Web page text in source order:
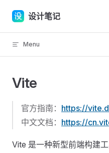
Skip to content
设计笔记
Menu
Vite
官方指南： https://
中文文档： https://
Vite 是一种新型前端构建